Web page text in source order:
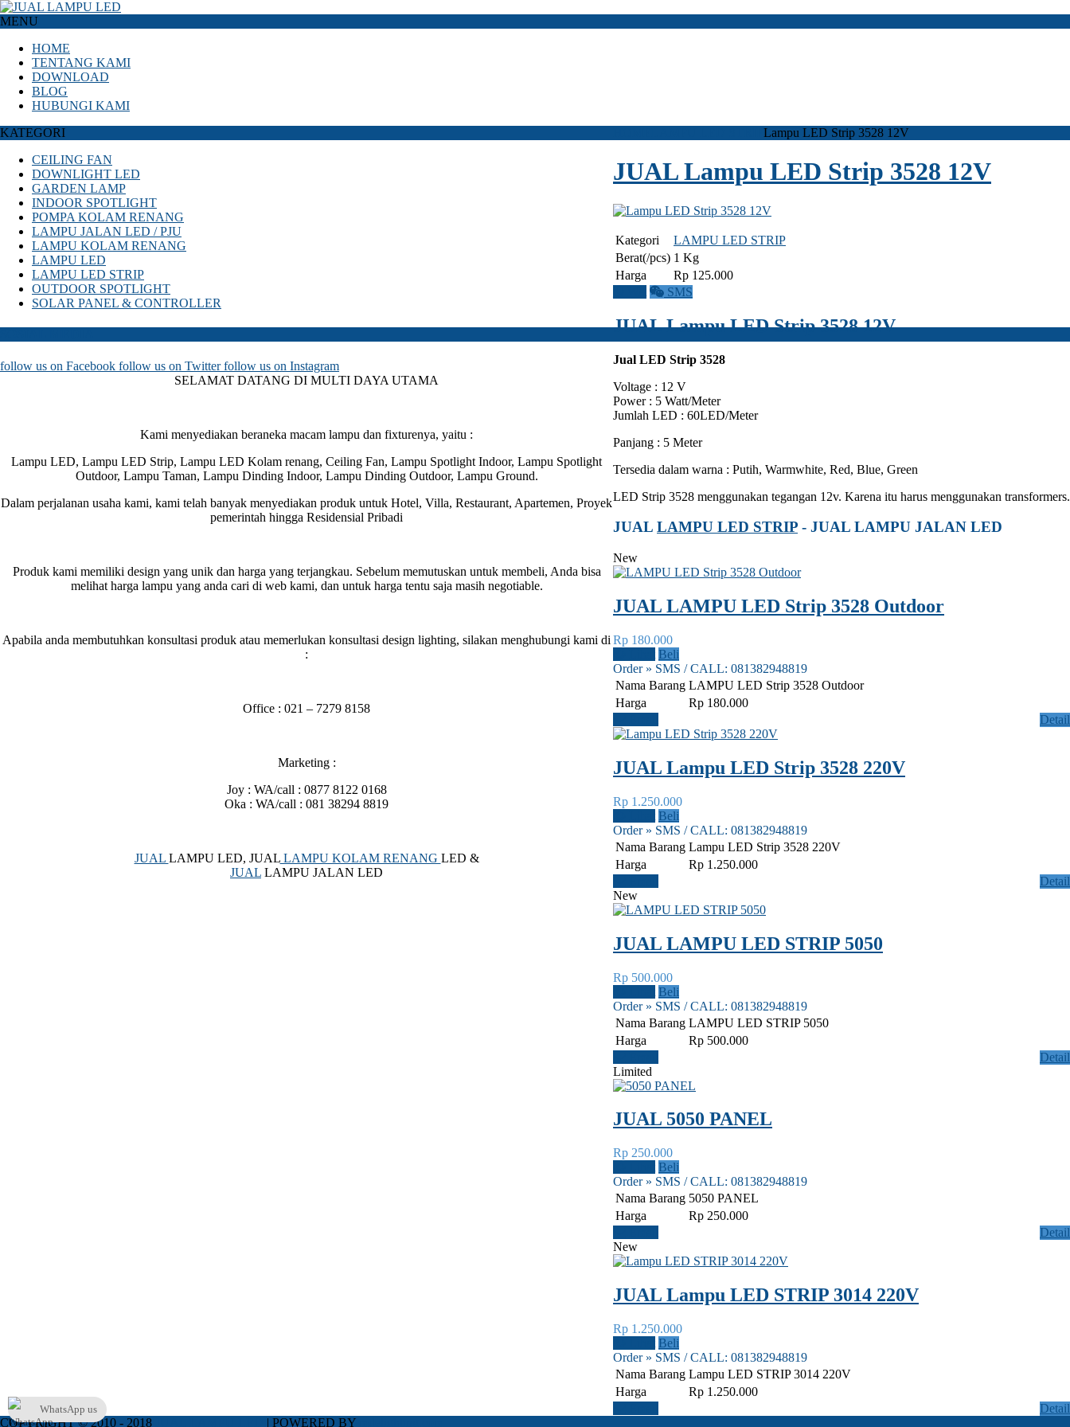
MENU
HOME
TENTANG KAMI
DOWNLOAD
BLOG
HUBUNGI KAMI
Lampu LED Strip 3528 12V
JUAL Lampu LED Strip 3528 12V
Kategori
LAMPU LED STRIP
Berat(/pcs) 1 Kg
Harga
Rp 125.000
SMS
JUAL Lampu LED Strip 3528 12V
Jual LED Strip 3528
Voltage : 12 V
Power : 5 Watt/Meter
Jumlah LED : 60LED/Meter
Panjang : 5 Meter
Tersedia dalam warna : Putih, Warmwhite, Red, Blue, Green
LED Strip 3528 menggunakan tegangan 12v. Karena itu harus menggunakan transformers.
JUAL LAMPU LED STRIP - JUAL LAMPU JALAN LED
New
JUAL LAMPU LED Strip 3528 Outdoor
Rp 180.000
Beli
Order » SMS / CALL: 081382948819
Nama Barang LAMPU LED Strip 3528 Outdoor
Harga
Rp 180.000
Detail
JUAL Lampu LED Strip 3528 220V
Rp 1.250.000
Beli
Order » SMS / CALL: 081382948819
Nama Barang Lampu LED Strip 3528 220V
Harga
Rp 1.250.000
Detail
New
JUAL LAMPU LED STRIP 5050
Rp 500.000
Beli
Order » SMS / CALL: 081382948819
Nama Barang LAMPU LED STRIP 5050
Harga
Rp 500.000
Detail
Limited
JUAL 5050 PANEL
Rp 250.000
Beli
Order » SMS / CALL: 081382948819
Nama Barang 5050 PANEL
Harga
Rp 250.000
Detail
New
JUAL Lampu LED STRIP 3014 220V
Rp 1.250.000
Beli
Order » SMS / CALL: 081382948819
Nama Barang Lampu LED STRIP 3014 220V
Harga
Rp 1.250.000
Detail
KATEGORI
CEILING FAN
DOWNLIGHT LED
GARDEN LAMP
INDOOR SPOTLIGHT
POMPA KOLAM RENANG
LAMPU JALAN LED / PJU
LAMPU KOLAM RENANG
LAMPU LED
LAMPU LED STRIP
OUTDOOR SPOTLIGHT
SOLAR PANEL & CONTROLLER
follow us on Facebook follow us on Twitter follow us on Instagram
SELAMAT DATANG DI MULTI DAYA UTAMA
Kami menyediakan beraneka macam lampu dan fixturenya, yaitu :
Lampu LED, Lampu LED Strip, Lampu LED Kolam renang, Ceiling Fan, Lampu Spotlight Indoor, Lampu Spotlight
Outdoor, Lampu Taman, Lampu Dinding Indoor, Lampu Dinding Outdoor, Lampu Ground.
Dalam perjalanan usaha kami, kami telah banyak menyediakan produk untuk Hotel, Villa, Restaurant, Apartemen, Proyek
pemerintah hingga Residensial Pribadi
Produk kami memiliki design yang unik dan harga yang terjangkau. Sebelum memutuskan untuk membeli, Anda bisa
melihat harga lampu yang anda cari di web kami, dan untuk harga tentu saja masih negotiable.
Apabila anda membutuhkan konsultasi produk atau memerlukan konsultasi design lighting, silakan menghubungi kami di
:
Office : 021 – 7279 8158
Marketing :
Joy : WA/call : 0877 8122 0168
Oka : WA/call : 081 38294 8819
JUAL LAMPU LED, JUALLAMPU KOLAM RENANG LED &
JUAL LAMPU JALAN LED
COPYRIGHT © 2010 - 2018 | POWERED BY
WhatsApp us